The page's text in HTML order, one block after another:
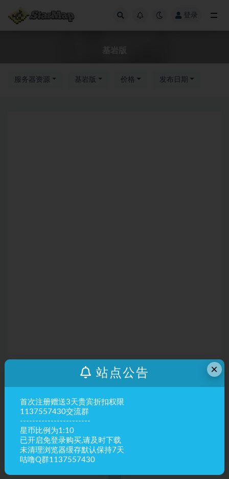
登录
服务器资源 基岩版 价格 发布日期
×
站点公告
首次注册赠送3天贵宾折扣权限
1137557430交流群
-----------------------
星币比例为1:10
已开启免登录购买,请及时下载
未清理浏览器缓存默认保持7天
咕噜Q群1137557430